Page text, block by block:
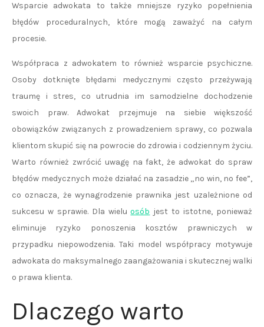
Wsparcie adwokata to także mniejsze ryzyko popełnienia
błędów proceduralnych, które mogą zaważyć na całym
procesie.
Współpraca z adwokatem to również wsparcie psychiczne.
Osoby dotknięte błędami medycznymi często przeżywają
traumę i stres, co utrudnia im samodzielne dochodzenie
swoich praw. Adwokat przejmuje na siebie większość
obowiązków związanych z prowadzeniem sprawy, co pozwala
klientom skupić się na powrocie do zdrowia i codziennym życiu.
Warto również zwrócić uwagę na fakt, że adwokat do spraw
błędów medycznych może działać na zasadzie „no win, no fee”,
co oznacza, że wynagrodzenie prawnika jest uzależnione od
sukcesu w sprawie. Dla wieluosób jest to istotne, ponieważ
eliminuje ryzyko ponoszenia kosztów prawniczych w
przypadku niepowodzenia. Taki model współpracy motywuje
adwokata do maksymalnego zaangażowania i skutecznej walki
o prawa klienta.
Dlaczego warto